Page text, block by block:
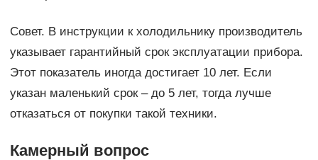
Совет. В инструкции к холодильнику производитель
указывает гарантийный срок эксплуатации прибора.
Этот показатель иногда достигает 10 лет. Если
указан маленький срок – до 5 лет, тогда лучше
отказаться от покупки такой техники.
Камерный вопрос